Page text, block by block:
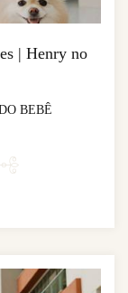
| Henry no
BEBÊ